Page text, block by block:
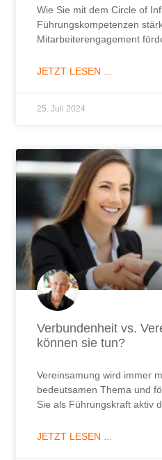
Wie Sie mit dem Circle of
Führungskompetenzen
Mitarbeiterengagement
JETZT LESEN ...
25. Juli 2024
Verbundenheit vs.
können sie tun?
Vereinsamung wird immer
bedeutsamen Thema und
Sie als Führungskraft aktiv
JETZT LESEN ...